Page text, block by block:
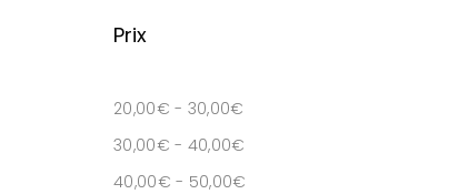
Prix
20,00€ - 30,00€
30,00€ - 40,00€
40,00€ - 50,00€